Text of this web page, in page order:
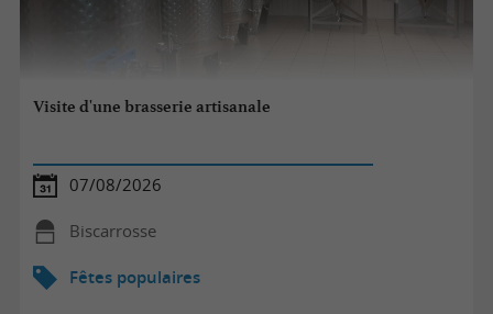
Visite d'une brasserie artisanale
07/08/2026
Biscarrosse
Fêtes populaires